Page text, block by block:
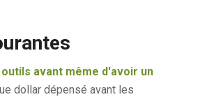
avant même d'avoir un
dollar dépensé avant les